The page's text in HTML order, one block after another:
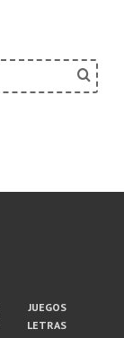
juegos
letras